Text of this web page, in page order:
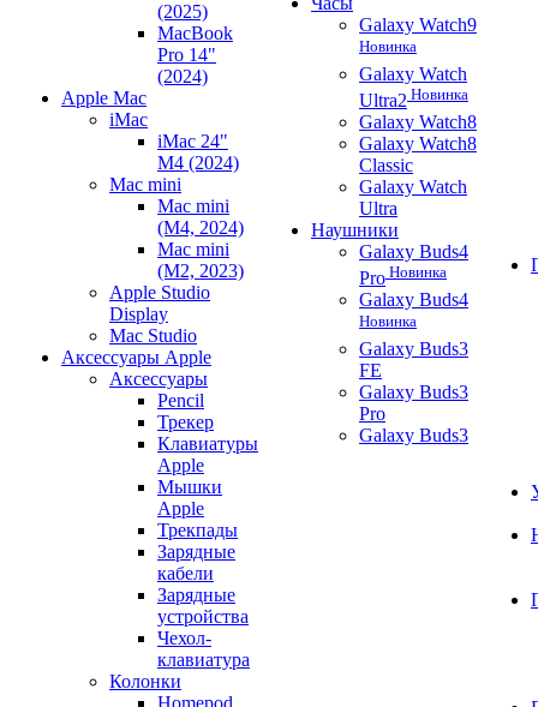
(2025)
MacBook
Pro 14"
(2024)
Apple Mac
iMac
iMac 24"
M4 (2024)
Mac mini
Mac mini
(M4, 2024)
Mac mini
(M2, 2023)
Apple Studio
Display
Mac Studio
Аксессуары Apple
Аксессуары
Pencil
Трекер
Клавиатуры
Apple
Мышки
Apple
Трекпады
Зарядные
кабели
Зарядные
устройства
Чехол-
клавиатура
Колонки
Homepod
Galaxy Watch9
Новинка
Galaxy Watch
Ultra2 Новинка
Galaxy Watch8
Galaxy Watch8
Classic
Galaxy Watch
Ultra
Наушники
Galaxy Buds4
Pro Новинка
Galaxy Buds4
Новинка
Galaxy Buds3
FE
Galaxy Buds3
Pro
Galaxy Buds3